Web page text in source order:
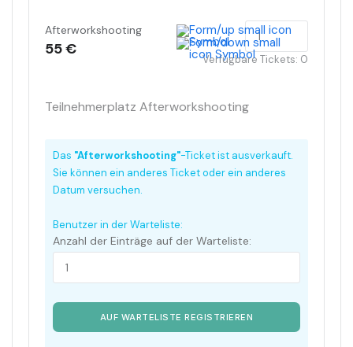
Afterworkshooting
55 €
Verfügbare Tickets: 0
Teilnehmerplatz Afterworkshooting
Das "Afterworkshooting"-Ticket ist ausverkauft.
Sie können ein anderes Ticket oder ein anderes
Datum versuchen.
Benutzer in der Warteliste:
Anzahl der Einträge auf der Warteliste:
AUF WARTELISTE REGISTRIEREN